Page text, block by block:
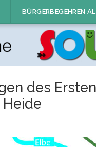
BÜRGERBEGEHREN
des Ersten